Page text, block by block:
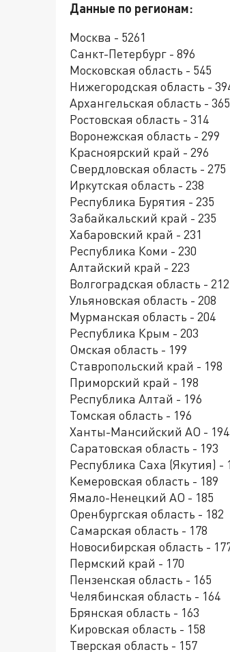
Данные по регионам:
Москва - 5261
Санкт-Петербург - 896
Московская область - 545
Нижегородская область -
Архангельская область - 365
Ростовская область - 314
Воронежская область - 299
Красноярский край - 296
Свердловская область - 275
Иркутская область - 238
Республика Бурятия - 235
Забайкальский край - 235
Хабаровский край - 231
Республика Коми - 230
Алтайский край - 223
Волгоградская область - 212
Ульяновская область - 208
Мурманская область - 204
Республика Крым - 203
Омская область - 199
Ставропольский край - 198
Приморский край - 198
Республика Алтай - 196
Томская область - 196
Ханты-Мансийский АО - 194
Саратовская область - 193
Республика Саха (Якутия) -
Кемеровская область - 189
Ямало-Ненецкий АО - 185
Оренбургская область - 182
Самарская область - 178
Новосибирская область -
Пермский край - 170
Пензенская область - 165
Челябинская область - 164
Брянская область - 163
Кировская область - 158
Тверская область - 157